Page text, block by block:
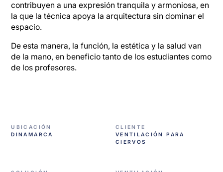
contribuyen a una expresión tranquila y armoniosa, en
la que la técnica apoya la arquitectura sin dominar el
espacio.
De esta manera, la función, la estética y la salud van
de la mano, en beneficio tanto de los estudiantes como
de los profesores.
UBICACIÓN
DINAMARCA
CLIENTE
VENTILACIÓN PARA
CIERVOS